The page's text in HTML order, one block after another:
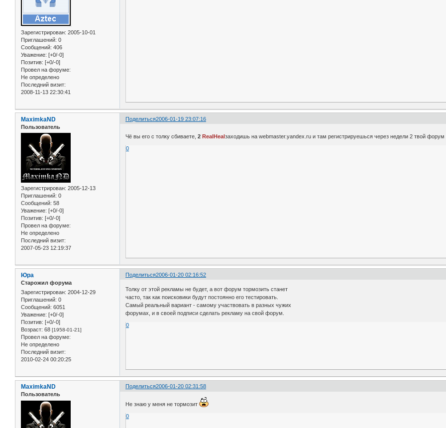
Зарегистрирован: 2005-10-01
Приглашений: 0
Сообщений: 406
Уважение: [+0/-0]
Позитив: [+0/-0]
Провел на форуме:
Не определено
Последний визит:
2008-11-13 22:30:41
Поделиться2006-01-19 23:07:16
MaximkaND
Пользователь
Зарегистрирован: 2005-12-13
Приглашений: 0
Сообщений: 58
Уважение: [+0/-0]
Позитив: [+0/-0]
Провел на форуме:
Не определено
Последний визит:
2007-05-23 12:19:37
Чё вы его с толку сбиваете,2RealHealзаходишь на webmaster.yandex.ru и там регистрируешься через недели 2 твой форум
0
Поделиться2006-01-20 02:16:52
Юра
Старожил форума
Зарегистрирован: 2004-12-29
Приглашений: 0
Сообщений: 6051
Уважение: [+0/-0]
Позитив: [+0/-0]
Возраст: 68 [1958-01-21]
Провел на форуме:
Не определено
Последний визит:
2010-02-24 00:20:25
Толку от этой рекламы не будет, а вот форум тормозить станет
часто, так как поисковики будут постоянно его тестировать.
Самый реальный вариант - самому участвовать в разных чужих
форумах, и в своей подписи сделать рекламу на свой форум.
0
Поделиться2006-01-20 02:31:58
MaximkaND
Пользователь
Не знаю у меня не тормозит
0